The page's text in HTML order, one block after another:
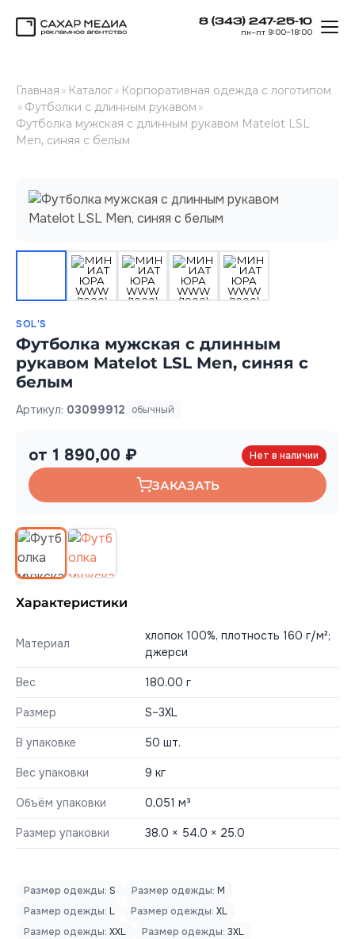
8 (343) 247-25-10
пн–пт 9:00–18:00
Главная » Каталог» Корпоративная одежда с логотипом
» Футболки с длинным рукавом »
Футболка мужская с длинным рукавом Matelot LSL
Men, синяя с белым
SOL'S
Футболка мужская с длинным
рукавом Matelot LSL Men, синяя с
белым
Артикул: 03099912 обычный
от 1 890,00 ₽ Нет в наличии
ЗАКАЗАТЬ
Характеристики
Материал
хлопок 100%, плотность 160 г/м²;
джерси
Вес 180.00 г
Размер S–3XL
В упаковке 50 шт.
Вес упаковки 9 кг
Объём упаковки 0,051 м³
Размер упаковки 38.0 × 54.0 × 25.0
Размер одежды: S Размер одежды: M
Размер одежды: L Размер одежды: XL
Размер одежды: XXL Размер одежды: 3XL